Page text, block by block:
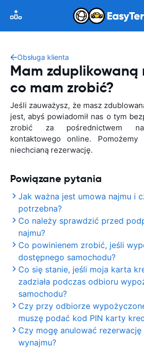
Obsługa klienta
Mam zduplikowaną
co mam zrobić?
Jeśli zauważysz, że masz
jest, abyś powiadomił nas o tym
zrobić za pośrednictwem
kontaktowego online. Pomożemy
niechcianą rezerwację.
Powiązane pytania
Jak ważna jest umowa najmu i
potrzebna?
Co należy sprawdzić przed
najmu?
Co powinienem zrobić, jeśli
dostępnego samochodu?
Co się stanie, jeśli moja karta
zadziała podczas odbioru
samochodu?
Czy przy odbiorze
muszę podać kod PIN karty
Czy mogę anulować
wynajmu?